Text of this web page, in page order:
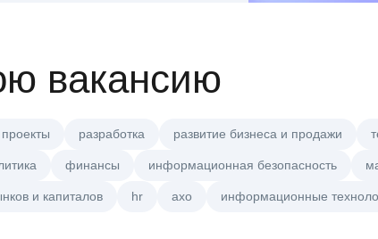
вакансию
разработка развитие бизнеса и продажи
финансы информационная безопасность
и капиталов hr axo информационные